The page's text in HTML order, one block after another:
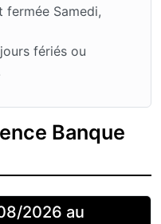
fermée Samedi,
fériés ou
Banque
2026 au